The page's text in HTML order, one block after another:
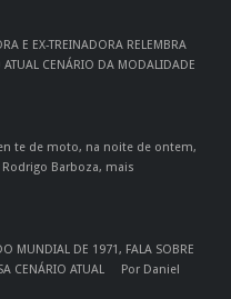
E EX-TREINADORA RELEMBRA
ATUAL CENÁRIO DA MODALIDADE
te de moto, na noite de ontem,
Barboza, mais
MUNDIAL DE 1971, FALA SOBRE
CENÁRIO ATUAL Por Daniel